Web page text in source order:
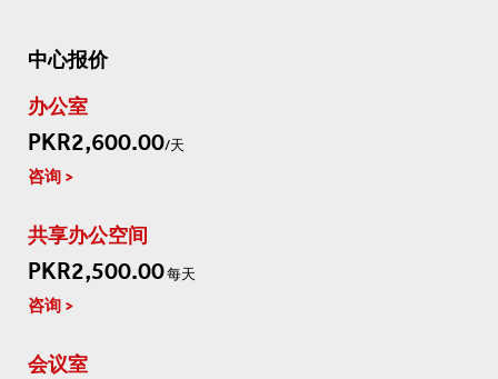
中心报价
办公室
PKR2,600.00/天
咨询
共享办公空间
PKR2,500.00每天
咨询
会议室